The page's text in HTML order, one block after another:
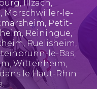
,Illzach,
, Morschwiller-le-
, Petit-
, Reiningue,
,Ruelisheim,
le-Bas,
,Wittenheim,
dans le Haut-Rhin